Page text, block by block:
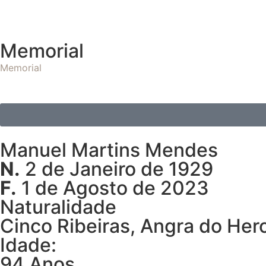
Memorial
Memorial
Manuel Martins Mendes
N. 2 de Janeiro de 1929
F. 1 de Agosto de 2023
Naturalidade
Cinco Ribeiras, Angra do
Idade: